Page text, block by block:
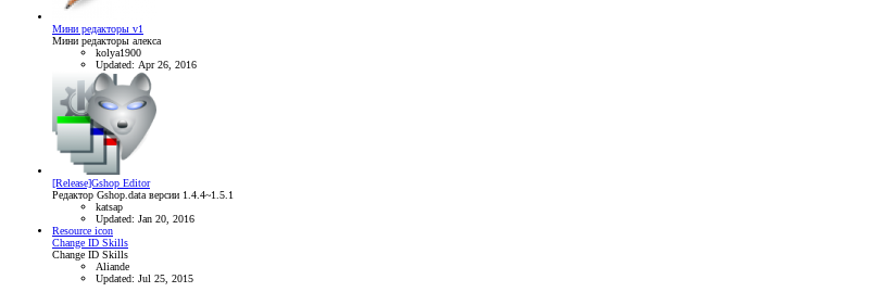
Мини редакторы v1
Мини редакторы алекса
kolya1900
Updated: Apr 26, 2016
[Release]Gshop Editor
Редактор Gshop.data версии 1.4.4~1.5.1
katsap
Updated: Jan 20, 2016
Resource icon
Change ID Skills
Change ID Skills
Aliande
Updated: Jul 25, 2015